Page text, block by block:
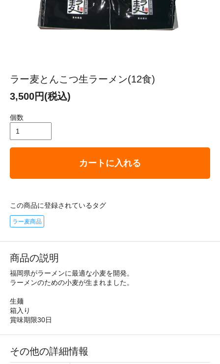
ラー麦とんこつ生ラーメン(12食)
3,500円(税込)
個数
カートに入れる
この商品に登録されているタグ
ラー麦商品
商品の説明
福岡県がラーメンに最適な小麦を開発。
ラーメンのための小麦が生まれました。
生麺
箱入り
賞味期限30日
その他の詳細情報